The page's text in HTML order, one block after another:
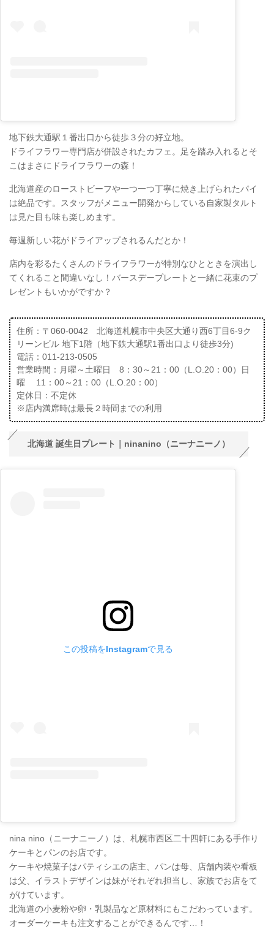
地下鉄大通駅１番出口から徒歩３分の好立地。
ドライフラワー専門店が併設されたカフェ。足を踏み入れるとそ
こはまさにドライフラワーの森！
北海道産のローストビーフや一つ一つ丁寧に焼き上げられたパイ
は絶品です。スタッフがメニュー開発からしている自家製タルト
は見た目も味も楽しめます。
毎週新しい花がドライアップされるんだとか！
店内を彩るたくさんのドライフラワーが特別なひとときを演出し
てくれること間違いなし！バースデープレートと一緒に花束のプ
レゼントもいかがですか？
住所：〒060-0042 北海道札幌市中央区大通り西6丁目6-9ク
リーンビル 地下1階（地下鉄大通駅1番出口より徒歩3分)
電話：011-213-0505
営業時間：月曜～土曜日 8：30～21：00（L.O.20：00）日
曜 11：00～21：00（L.O.20：00）
定休日：不定休
※店内満席時は最長２時間までの利用
北海道 誕生日プレート｜ninanino（ニーナニーノ）
この投稿をInstagramで見る
nina nino（ニーナニーノ）は、札幌市西区二十四軒にある手作り
ケーキとパンのお店です。
ケーキや焼菓子はパティシエの店主、パンは母、店舗内装や看板
は父、イラストデザインは妹がそれぞれ担当し、家族でお店をて
がけています。
北海道の小麦粉や卵・乳製品など原材料にもこだわっています。
オーダーケーキも注文することができるんです…！